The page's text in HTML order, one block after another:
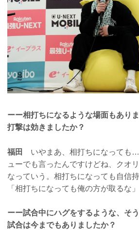
ーー相打ちになるような場面もあり
打撃は効きましたか？
福田
いやまあ、相打ちになっても
ューでも言ったんですけどね、クオ
なっていう。相打ちになっても自信
「相打ちになっても俺の方が取るな
ーー試合中にハグをするような、そ
試合は今までもありましたか？